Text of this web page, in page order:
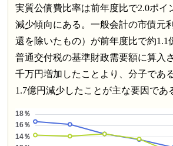
実質公債費比率は前年度比で2.0ポイ
減少傾向にある。一般会計の市債元
還を除いたもの）が前年度比で約1.1
普通交付税の基準財政需要額に算入
千万円増加したことより、分子であ
1.7億円減少したことが主な要因であ